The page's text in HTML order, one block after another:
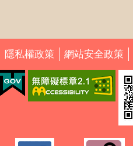
隱私權政策 網站安全政策